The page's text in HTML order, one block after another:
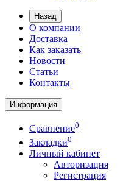
Назад
О компании
Доставка
Как заказать
Новости
Статьи
Контакты
Информация
Сравнение0
Закладки0
Личный кабинет
Авторизация
Регистрация